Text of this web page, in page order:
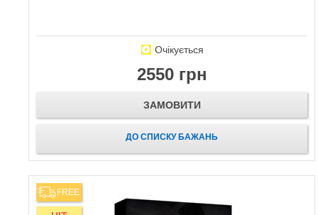
Очікується
2550 грн
ЗАМОВИТИ
ДО СПИСКУ БАЖАНЬ
FREE